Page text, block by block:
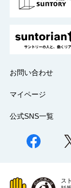
採用情報
お問い合わせ
マイページ
公式SNS一覧
ス